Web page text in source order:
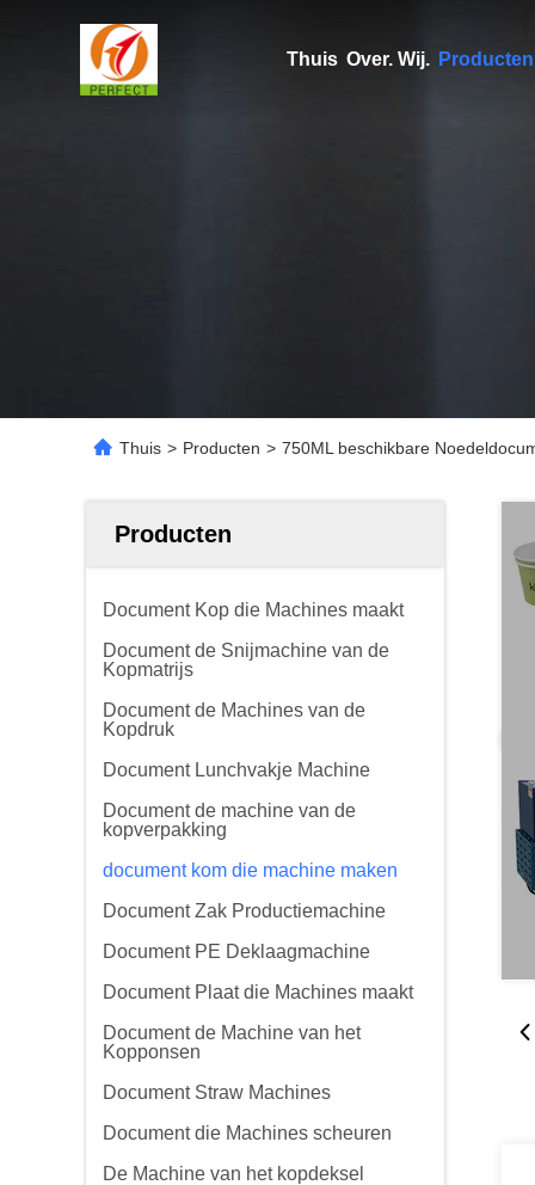
Thuis Over. Wij. Producten
Thuis > Producten > 750ML beschikbare
Producten
Document Kop die Machines maakt
Document de Snijmachine van de
Kopmatrijs
Document de Machines van de
Kopdruk
Document Lunchvakje Machine
Document de machine van de
kopverpakking
document kom die machine maken
Document Zak Productiemachine
Document PE Deklaagmachine
Document Plaat die Machines maakt
Document de Machine van het
Kopponsen
Document Straw Machines
Document die Machines scheuren
De Machine van het kopdeksel